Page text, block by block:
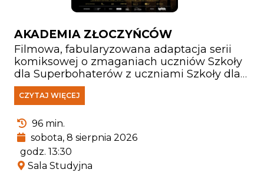
AKADEMIA ZŁOCZYŃCÓW
Filmowa, fabularyzowana adaptacja serii
komiksowej o zmaganiach uczniów Szkoły
dla Superbohaterów z uczniami Szkoły dla
Super Złoczyńców. Zbliża się kolejna edycja
zawodów. Ale co zrobić, gdy trzeba będzie
zamierza zlikwidować obie szkoły i przejąć
kontrolę nad światem? Cała nadzieja w niej
– Królowej Złoczyńców. To ona musi stoczyć
pojedynek, od którego zależy wszystko.
CZYTAJ WIĘCEJ
96 min.
sobota, 8 sierpnia 2026
godz. 13:30
Sala Studyjna